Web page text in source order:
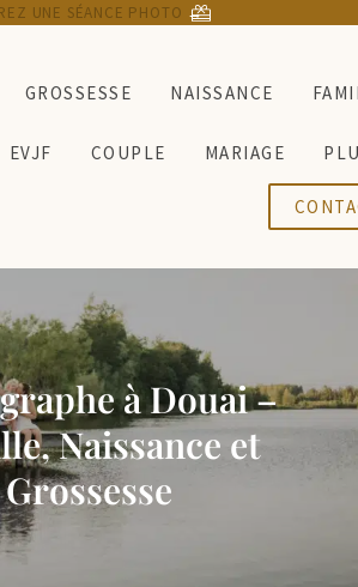
UNE SÉANCE PHOTO →
GROSSESSE NAISSANCE
EVJF COUPLE MARIAGE
à Douai –
Naissance et
Grossesse